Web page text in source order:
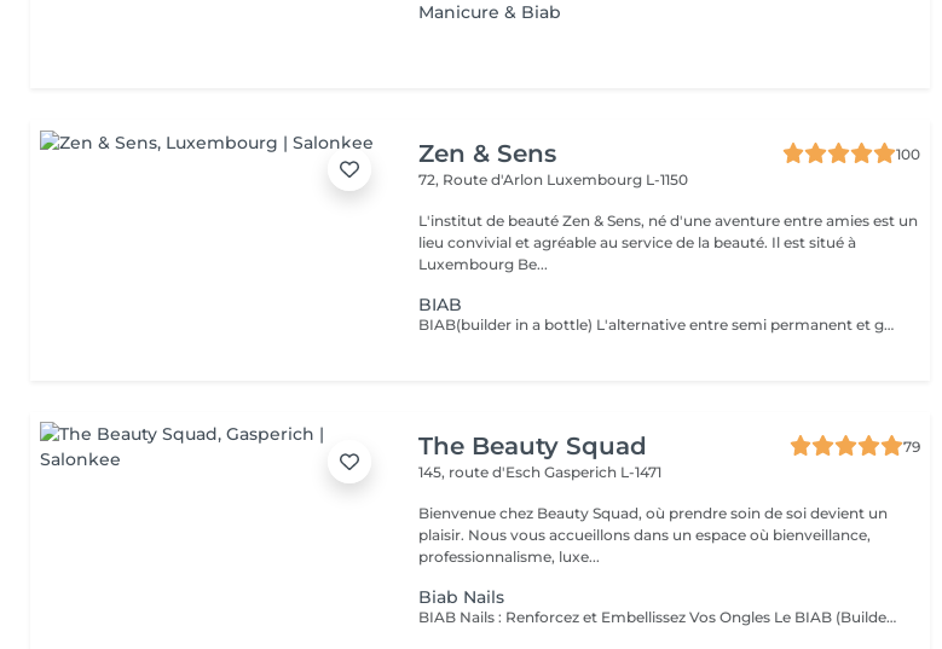
Manicure & Biab
Zen & Sens
100
72, Route d'Arlon Luxembourg L-1150
L'institut de beauté Zen & Sens, né d'une aventure entre amies est un
lieu convivial et agréable au service de la beauté. Il est situé à
Luxembourg Be...
BIAB
BIAB(builder in a bottle) L'alternative entre semi permanent et gel, le tout dans une formule vegan et sans actifs chimiques agressifs. Il combine les avantages du semi-permanent par sa rapidité et ceux du gel par sa solidité. Grace a lui l'ongle est uniforme,il peut etre rallongé et fortifié.
The Beauty Squad
79
145, route d'EschGasperich L-1471
Bienvenue chez Beauty Squad, où prendre soin de soi devient un
plaisir. Nous vous accueillons dans un espace où bienveillance,
professionnalisme, luxe...
Biab Nails
BIAB Nails : Renforcez et Embellissez Vos Ongles Le BIAB (Builder In A Bottle) est une base semi-permanente innovante qui renforce vos ongles naturels tout en leur apportant une finition lisse et élégante. Idéal pour les ongles fragiles ou en quête de longueur, il offre une tenue longue durée sans abîmer la plaque de l'ongle. La manucure russe et le massage des mains sont automatiquement inclus dans la prestation. Nous mettons un point d'honneur à vous offrir un environnement aux conditions d'hygiène strictes : matériel désinfecté, stérilisé, à usage unique. La base teintée, pour un résultat propre et naturelle. La couleur simple, pour un résultat élégant. Vous pouvez également vous laisser tenter par une french, de la déco' ou même laisser carte blanche à votre esthéticienne, pour plus d'exclusivité !. Tester c'est l'adopter !